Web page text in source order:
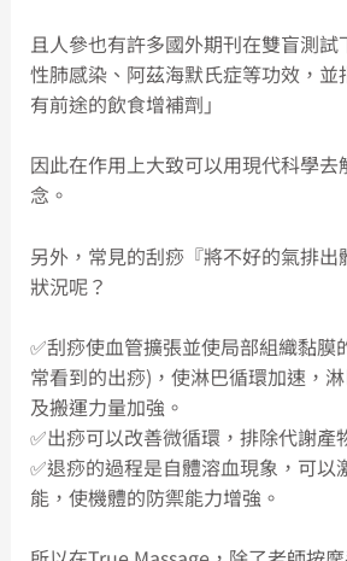
且人參也有許多國外期刊在雙盲測試
性肺感染、阿茲海默氏症等功效，並
有前途的飲食增補劑」
因此在作用上大致可以用現代科學
念。
另外，常見的刮痧『將不好的氣排出
狀況呢？
✅刮痧使血管擴張並使局部組織黏膜
常看到的出痧)，使淋巴循環加速，
及搬運力量加強。
✅出痧可以改善微循環，排除代謝產
✅退痧的過程是自體溶血現象，可以
能，使機體的防禦能力增強。